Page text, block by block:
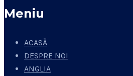
Meniu
ACASĂ
DESPRE NOI
ANGLIA